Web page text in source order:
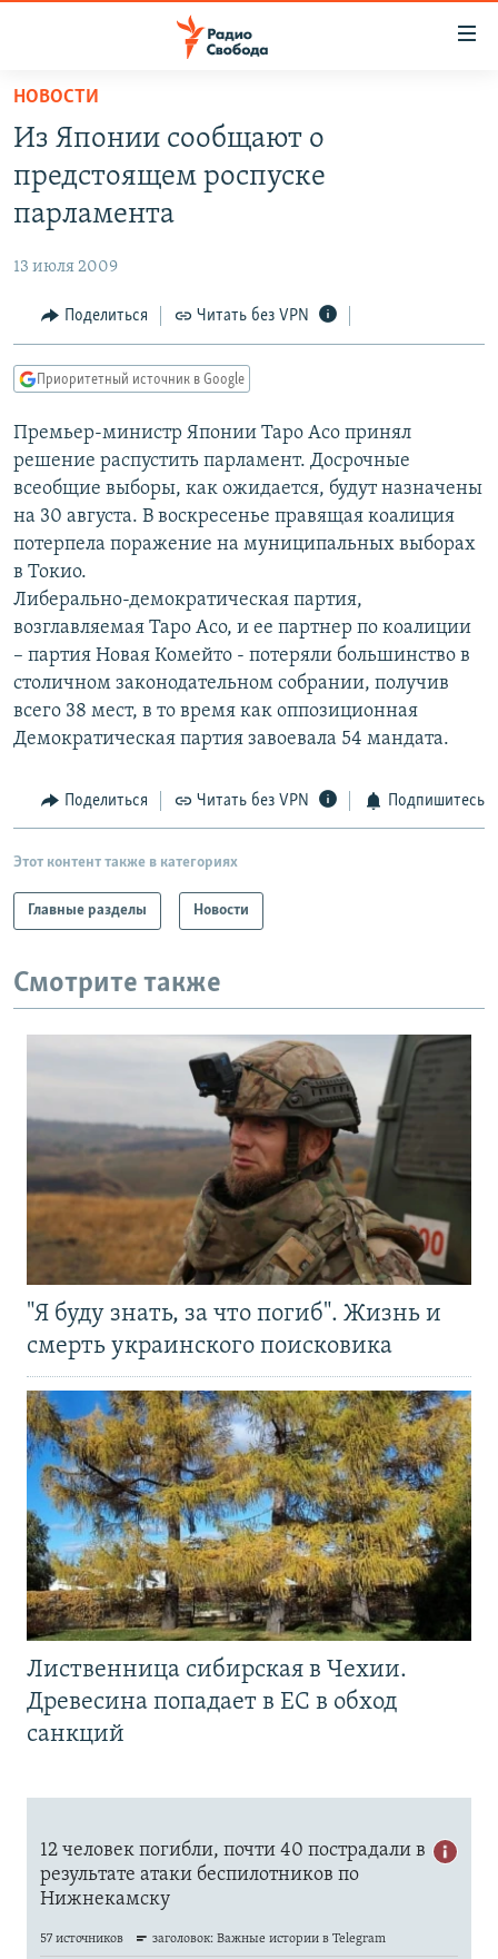
упрощенного
доступа
основному
Вернутся
Вернутся
поиску
АВТОРСКИЕ ПРОЕКТЫ
МНЕНИЯ
КУЛЬТУРА
КАВКАЗ.РЕАЛИИ
СЕВЕР.РЕАЛИИ
СИБИРЬ.РЕАЛИИ
РАСПИСАНИЕ ВЕЩАНИЯ
ПОДПИШИТЕСЬ НА РАССЫЛКУ
СОЦИАЛЬНЫЕ СЕТИ
НОВОСТИ
Из Японии сообщают о
предстоящем роспуске
парламента
13 июля 2009
Поделиться Читать без VPN
Приоритетный источник в Google
Премьер-министр Японии Таро Асо принял
решение распустить парламент. Досрочные
всеобщие выборы, как ожидается, будут назначены
на 30 августа. В воскресенье правящая коалиция
потерпела поражение на муниципальных выборах
в Токио.
Либерально-демократическая партия,
возглавляемая Таро Асо, и ее партнер по коалиции
– партия Новая Комейто - потеряли большинство в
столичном законодательном собрании, получив
всего 38 мест, в то время как оппозиционная
Демократическая партия завоевала 54 мандата.
Поделиться Читать без VPN Подпишитесь
Этот контент также в категориях
Главные разделы Новости
Смотрите также
"Я буду знать, за что погиб". Жизнь и
смерть украинского поисковика
Лиственница сибирская в Чехии.
Древесина попадает в ЕС в обход
санкций